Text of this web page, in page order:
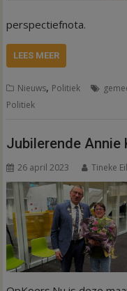
perspectiefnota.
LEES MEER
Nieuws, Politiek
Politiek
Jubilerende Annie
26 april 2023 Tineke